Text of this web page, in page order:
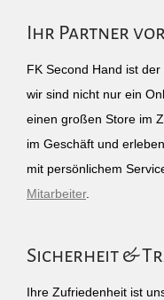
Ihr Partner
FK Second Hand ist
wir sind nicht nur ein
einen großen Store im
im Geschäft und
mit persönlichem
Mitarbeiter.
Sicherheit &
Ihre Zufriedenheit ist